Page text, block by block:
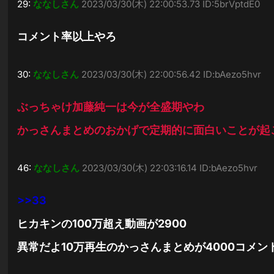
29: ななしさん 2023/03/30(木) 22:00:53.73 ID:5brVptdE0
コメント率以上やろ
30: ななしさん 2023/03/30(木) 22:00:56.42 ID:bAezo5hvr
ぶっちゃけ加藤純一は今が全盛期やわ
かっさんまとめのおかげで定期的に面白いことが起
46: ななしさん 2023/03/30(木) 22:03:16.14 ID:bAezo5hvr
>>33
ヒカキンの100万超え動画が2900
異常だよ10万再生のかっさんまとめが4000コメン